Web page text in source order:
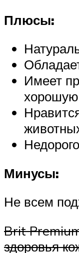
Плюсы:
Имеет
хорошую
Минусы:
Не всем
Brit
здоровья